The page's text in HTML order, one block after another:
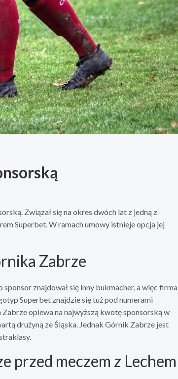
Związał się na okres dwóch lat z jedną z
Superbet. W ramach umowy istnieje opcja jej
Zabrze
znajdował się inny bukmacher, a więc firma
Superbet znajdzie się tuż pod numerami
opiewa na najwyższą kwotę sponsorską w
drużyną ze Śląska. Jednak Górnik Zabrze jest
przed meczem z Lechem